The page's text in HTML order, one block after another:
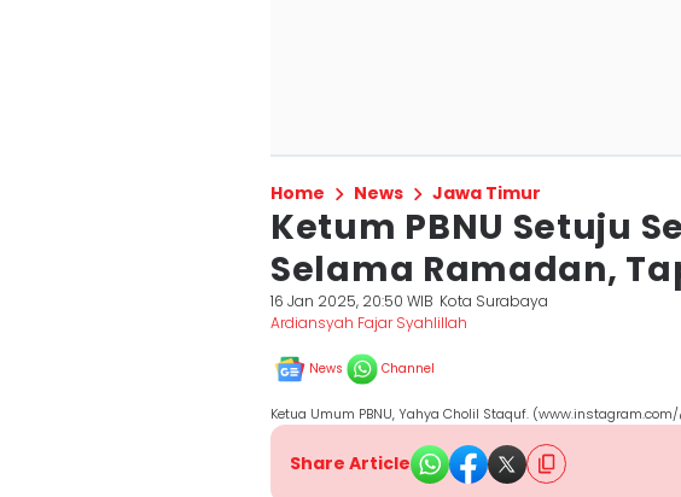
Home News Jawa Timur
Ketum PBNU Setuju
Selama Ramadan,
16 Jan 2025, 20:50 WIB Kota Surabaya
Ardiansyah Fajar Syahlillah
News Channel
Ketua Umum PBNU, Yahya Cholil Staquf.
Share Article